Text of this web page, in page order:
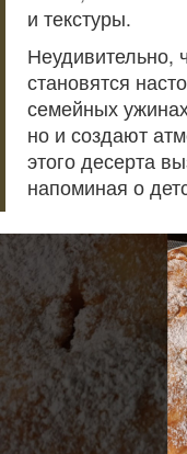
и текстуры.
Неудивительно,
становятся
семейных
но и создают
этого десерта
напоминая о